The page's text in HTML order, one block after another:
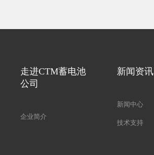
走进CTM蓄电池
公司
企业简介
新闻资讯
新闻中心
技术支持